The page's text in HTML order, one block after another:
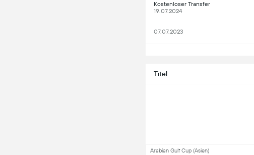
Kostenloser Transfer
19.07.2024
07.07.2023
Titel
Arabian Gulf Cup (Asien)